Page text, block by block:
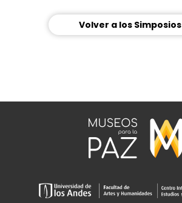
Volver a los Simposios